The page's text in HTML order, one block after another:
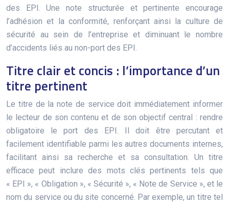
des EPI. Une note structurée et pertinente encourage
l’adhésion et la conformité, renforçant ainsi la culture de
sécurité au sein de l’entreprise et diminuant le nombre
d’accidents liés au non-port des EPI.
Titre clair et concis : l’importance d’un
titre pertinent
Le titre de la note de service doit immédiatement informer
le lecteur de son contenu et de son objectif central : rendre
obligatoire le port des EPI. Il doit être percutant et
facilement identifiable parmi les autres documents internes,
facilitant ainsi sa recherche et sa consultation. Un titre
efficace peut inclure des mots clés pertinents tels que
« EPI », « Obligation », « Sécurité », « Note de Service », et le
nom du service ou du site concerné. Par exemple, un titre tel